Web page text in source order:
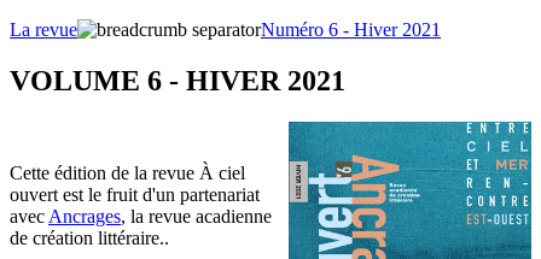
La revue
Numéro 6 - Hiver 2021
VOLUME 6 - HIVER 2021
Cette édition de la revue À ciel
ouvert est le fruit d'un partenariat
avec Ancrages, la revue acadienne
de création littéraire..